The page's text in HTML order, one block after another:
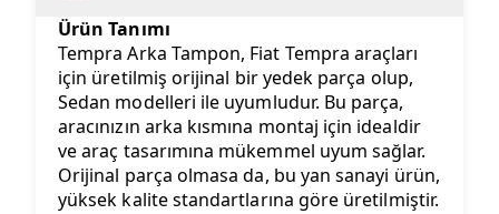
Ürün Tanımı
Tempra Arka Tampon, Fiat Tempra araçları
için üretilmiş orijinal bir yedek parça olup,
Sedan modelleri ile uyumludur. Bu parça,
aracınızın arka kısmına montaj için idealdir
ve araç tasarımına mükemmel uyum sağlar.
Orijinal parça olmasa da, bu yan sanayi ürün,
yüksek kalite standartlarına göre üretilmiştir.